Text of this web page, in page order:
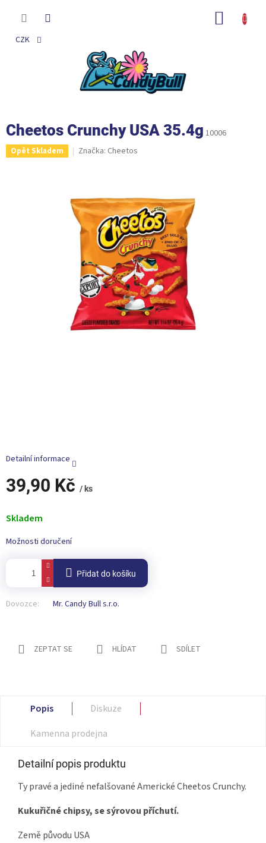
CZK
Cheetos Crunchy USA 35.4g 10006
Opět Skladem Značka: Cheetos
39,90 Kč / ks
cena:
Skladem
Možnosti doručení
Přidat do košíku
Dovozce: Mr. Candy Bull s.r.o.
Detailní informace
ZEPTAT SE HLÍDAT SDÍLET
Popis
Diskuze
Kamenna prodejna
Detailní popis produktu
Ty pravé a jediné nefalšované Americké Cheetos Crunchy.
Kukuřičné chipsy, se sýrovou příchutí.
Země původu USA